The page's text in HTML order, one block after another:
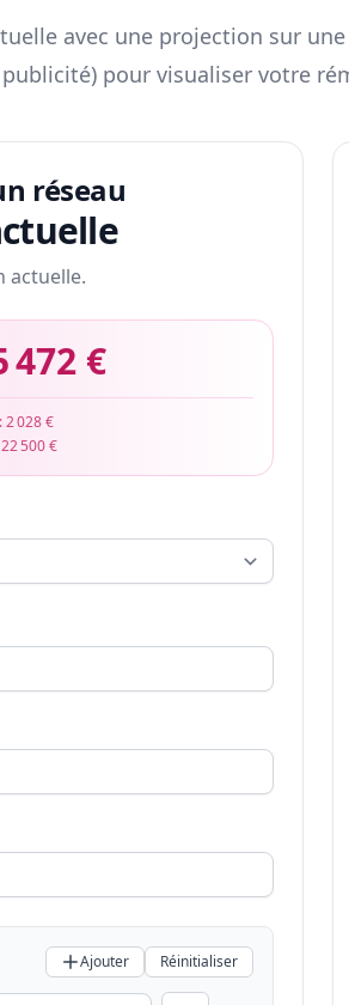
avec une projection sur
pour visualiser votre
réseau
actuelle.
472 €
2 028 €
22 500 €
Ajouter Réinitialiser